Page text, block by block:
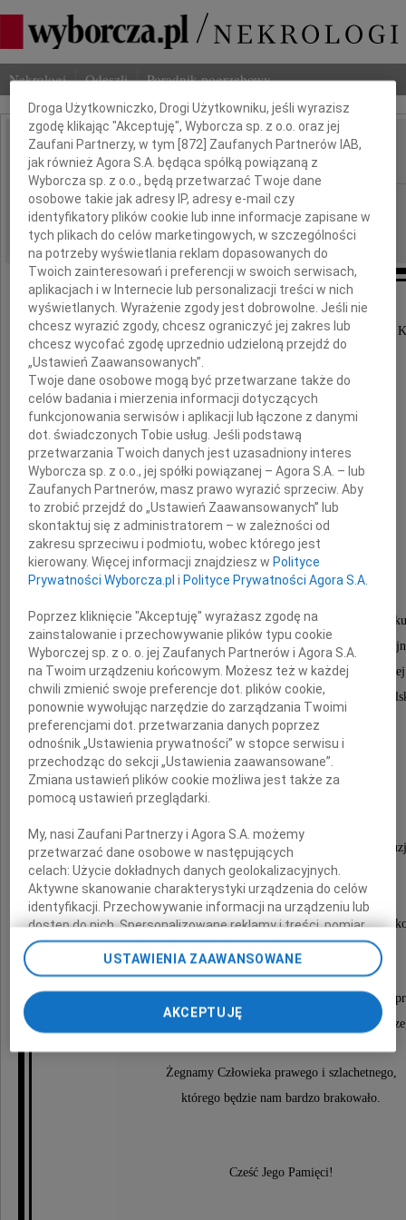
Nekrologi Odeszli Poradnik pogrzebowy
IMIĘ I NAZWISKO: Jan Gorczyca
REGION: Katowice
DATA EMISJI: 11.07.2013
Z wielkim smutkiem żegnamy naszego Przyjaciela i
Jana Gorczycę
Członka Honorowego PTTK
sekretarza komisji rewizyjnej Oddziału PTTK w
sekretarza, Wiceprezesa i Prezesa komisji
Zarządu Wojewódzkiego PTTK w Bielsku-
w latach 1992-2005 Wiceprezesa Oddziału PTTK w
w latach 1997-2013 członka i Wiceprezesa
Głównej Komisji Rewizyjnej PTTK.
Człowiek ogromnej życzliwości dla innych, wielki
miłośnik przyrody, popularyzator Beskidów,
organizator i wykładowca szkoleń PTTK,
inicjator i organizator wielu imprez turystyki
Przez niemal pół wieku z wielkim oddaniem służył
Polskiego Towarzystwa Turystyczno-
Żegnamy Człowieka prawego i szlachetnego,
którego będzie nam bardzo brakowało.
Cześć Jego Pamięci!
Dbamy o Twoją prywatność
Droga Użytkowniczko, Drogi Użytkowniku, jeśli wyrazisz
zgodę klikając "Akceptuję", Wyborcza sp. z o.o. oraz jej
Zaufani Partnerzy, w tym [872 ] Zaufanych Partnerów IAB,
jak również Agora S.A. będąca spółką powiązaną z
Wyborcza sp. z o.o., będą przetwarzać Twoje dane
osobowe takie jak adresy IP, adresy e-mail czy
identyfikatory plików cookie lub inne informacje zapisane w
tych plikach do celów marketingowych, w szczególności
na potrzeby wyświetlania reklam dopasowanych do
Twoich zainteresowań i preferencji w swoich serwisach,
aplikacjach i w Internecie lub personalizacji treści w nich
wyświetlanych. Wyrażenie zgody jest dobrowolne. Jeśli nie
chcesz wyrazić zgody, chcesz ograniczyć jej zakres lub
chcesz wycofać zgodę uprzednio udzieloną przejdź do
„Ustawień Zaawansowanych”.
Twoje dane osobowe mogą być przetwarzane także do
celów badania i mierzenia informacji dotyczących
funkcjonowania serwisów i aplikacji lub łączone z danymi
dot. świadczonych Tobie usług. Jeśli podstawą
przetwarzania Twoich danych jest uzasadniony interes
Wyborcza sp. z o.o., jej spółki powiązanej – Agora S.A. – lub
Zaufanych Partnerów, masz prawo wyrazić sprzeciw. Aby
to zrobić przejdź do „Ustawień Zaawansowanych” lub
skontaktuj się z administratorem – w zależności od
zakresu sprzeciwu i podmiotu, wobec którego jest
kierowany. Więcej informacji znajdziesz w Polityce
Prywatności Wyborcza.pl i Polityce Prywatności Agora S.A.
Poprzez kliknięcie "Akceptuję" wyrażasz zgodę na
zainstalowanie i przechowywanie plików typu cookie
Wyborczej sp. z o. o. jej Zaufanych Partnerów i Agora S.A.
na Twoim urządzeniu końcowym. Możesz też w każdej
chwili zmienić swoje preferencje dot. plików cookie,
ponownie wywołując narzędzie do zarządzania Twoimi
preferencjami dot. przetwarzania danych poprzez
odnośnik „Ustawienia prywatności” w stopce serwisu i
przechodząc do sekcji „Ustawienia zaawansowane”.
Zmiana ustawień plików cookie możliwa jest także za
pomocą ustawień przeglądarki.
My, nasi Zaufani Partnerzy i Agora S.A. możemy
przetwarzać dane osobowe w następujących
celach:Użycie dokładnych danych geolokalizacyjnych.
Aktywne skanowanie charakterystyki urządzenia do celów
identyfikacji. Przechowywanie informacji na urządzeniu lub
dostęp do nich. Spersonalizowane reklamy i treści, pomiar
reklam i treści, badnie odbiorców i ulepszanie usług.
Lista Zaufanych Partnerów
USTAWIENIA ZAAWANSOWANE
AKCEPTUJĘ